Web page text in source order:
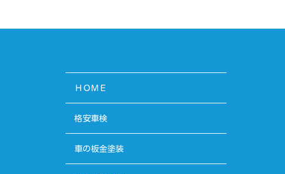
ＨＯＭＥ
格安車検
車の板金塗装